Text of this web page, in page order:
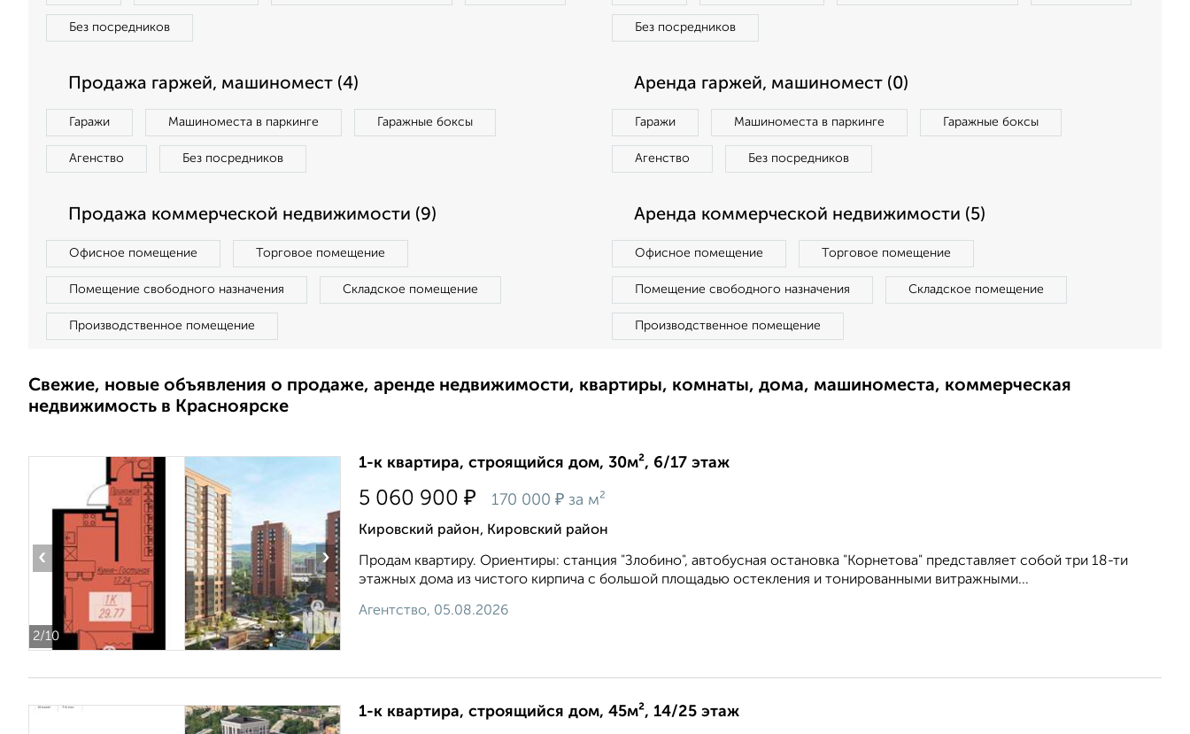
Без посредников Без посредников
Продажа гаржей, машиномест (4)
Гаражи Машиноместа в паркинге Гаражные боксы
Агенство Без посредников
Аренда гаржей, машиномест (0)
Гаражи Машиноместа в паркинге Гаражные боксы
Агенство Без посредников
Продажа коммерческой недвижимости (9)
Офисное помещение Торговое помещение
Помещение свободного назначения Складское помещение
Производственное помещение
Аренда коммерческой недвижимости (5)
Офисное помещение Торговое помещение
Помещение свободного назначения Складское помещение
Производственное помещение
Свежие, новые объявления о продаже, аренде недвижимости, квартиры, комнаты, дома, машиноместа, коммерческая
недвижимость в Красноярске
2/10
‹ ›
1-к квартира, строящийся дом, 30м², 6/17 этаж
5 060 900 ₽ 170 000 ₽ за м²
Кировский район, Кировский район
Продам квартиру. Ориентиры: станция "Злобино", автобусная остановка "Корнетова" представляет собой три 18-ти
этажных дома из чистого кирпича с большой площадью остекления и тонированными витражными...
Агентство, 05.08.2026
1-к квартира, строящийся дом, 45м², 14/25 этаж